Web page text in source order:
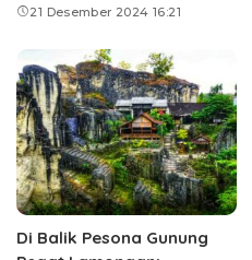
21 Desember 2024 16:21
Di Balik Pesona Gunung